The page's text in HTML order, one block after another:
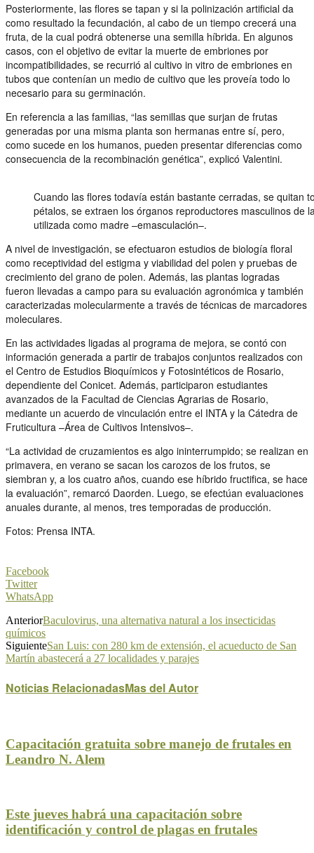
Posteriormente, las flores se tapan y si la polinización artificial da
como resultado la fecundación, al cabo de un tiempo crecerá una
fruta, de la cual podrá obtenerse una semilla híbrida. En algunos
casos, con el objetivo de evitar la muerte de embriones por
incompatibilidades, se recurrió al cultivo in vitro de embriones en
tubos que contenían un medio de cultivo que les proveía todo lo
necesario para su germinación.
En referencia a las familias, “las semillas que surjan de frutas
generadas por una misma planta son hermanas entre sí, pero,
como sucede en los humanos, pueden presentar diferencias como
consecuencia de la recombinación genética”, explicó Valentini.
Cuando las flores todavía están bastante cerradas, se quitan
pétalos, se extraen los órganos reproductores masculinos de
utilizada como madre –emasculación–.
A nivel de investigación, se efectuaron estudios de biología floral
como receptividad del estigma y viabilidad del polen y pruebas de
crecimiento del grano de polen. Además, las plantas logradas
fueron llevadas a campo para su evaluación agronómica y también
caracterizadas molecularmente a través de técnicas de marcadores
moleculares.
En las actividades ligadas al programa de mejora, se contó con
información generada a partir de trabajos conjuntos realizados con
el Centro de Estudios Bioquímicos y Fotosintéticos de Rosario,
dependiente del Conicet. Además, participaron estudiantes
avanzados de la Facultad de Ciencias Agrarias de Rosario,
mediante un acuerdo de vinculación entre el INTA y la Cátedra de
Fruticultura –Área de Cultivos Intensivos–.
“La actividad de cruzamientos es algo ininterrumpido; se realizan en
primavera, en verano se sacan los carozos de los frutos, se
siembran y, a los cuatro años, cuando ese híbrido fructifica, se hace
la evaluación”, remarcó Daorden. Luego, se efectúan evaluaciones
anuales durante, al menos, tres temporadas de producción.
Fotos: Prensa INTA.
Facebook
Twitter
WhatsApp
AnteriorBaculovirus, una alternativa natural a los insecticidas
químicos
SiguienteSan Luis: con 280 km de extensión, el acueducto de San
Martín abastecerá a 27 localidades y parajes
Noticias RelacionadasMas del Autor
Capacitación gratuita sobre manejo de frutales en
Leandro N. Alem
Este jueves habrá una capacitación sobre
identificación y control de plagas en frutales